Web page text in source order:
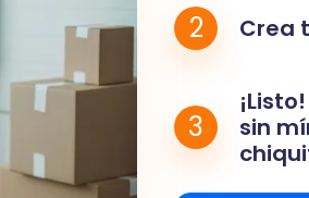
2 Crea
3
sin